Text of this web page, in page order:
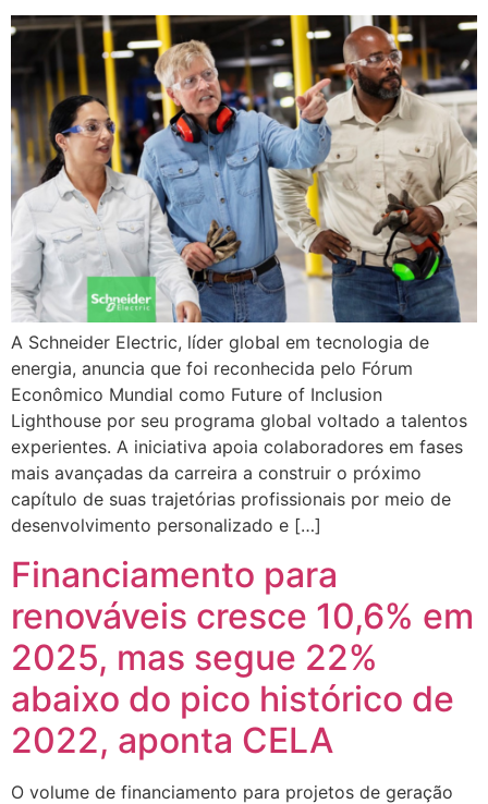
A Schneider Electric, líder global em tecnologia de
energia, anuncia que foi reconhecida pelo Fórum
Econômico Mundial como Future of Inclusion
Lighthouse por seu programa global voltado a talentos
experientes. A iniciativa apoia colaboradores em fases
mais avançadas da carreira a construir o próximo
capítulo de suas trajetórias profissionais por meio de
desenvolvimento personalizado e […]
Financiamento para
renováveis cresce 10,6% em
2025, mas segue 22%
abaixo do pico histórico de
2022, aponta CELA
O volume de financiamento para projetos de geração